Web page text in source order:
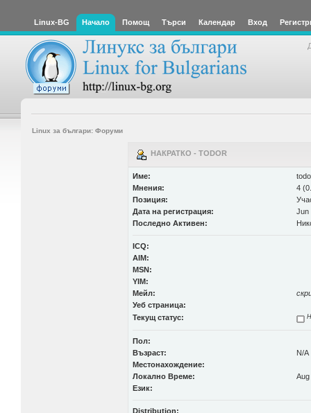
Linux-BG Начало Помощ Търси Календар Вход
Linux за българи: Форуми
НАКРАТКО - TODOR
Име:
Мнения:
4
Позиция:
Дата на регистрация:
Jun
Последно Активен:
ICQ:
AIM:
MSN:
YIM:
Мейл:
Уеб страница:
Текущ статус:
Пол:
Възраст:
N/A
Местонахождение:
Локално Време:
Aug
Език:
Distribution: